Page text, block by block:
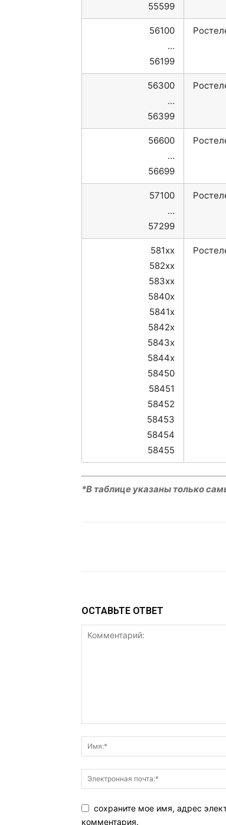
55599
56100
…
56199
56300
…
56399
56600
…
56699
57100
…
57299
581xx
582xx
583xx
5840x
5841x
5842x
5843x
5844x
58450
58451
58452
58453
58454
58455
*В таблице указаны только
ОСТАВЬТЕ ОТВЕТ
сохраните мое имя, адрес
комментария.